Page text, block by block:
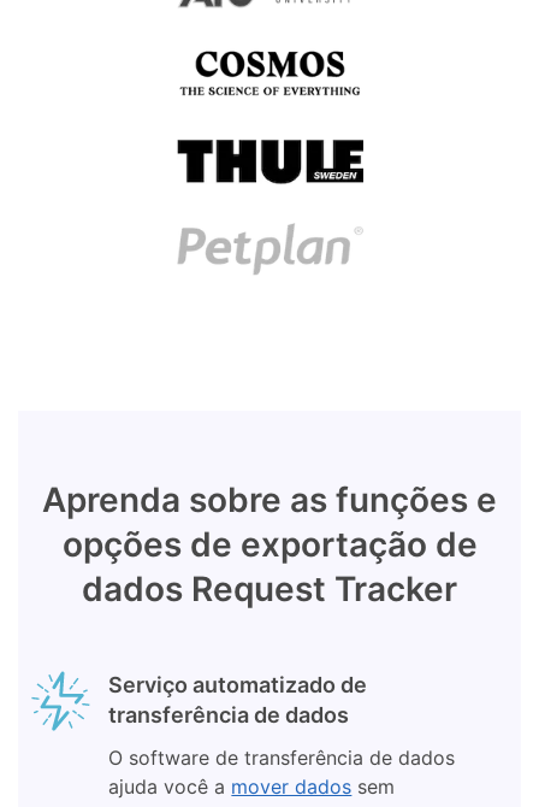
Aprenda sobre as funções e
opções de exportação de
dados Request Tracker
Serviço automatizado de
transferência de dados
O software de transferência de dados
ajuda você a mover dados sem